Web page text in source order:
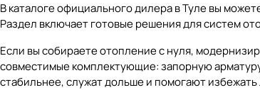
В каталоге официального дилера в Туле вы
Раздел включает готовые решения для систем
Если вы собираете отопление с нуля,
совместимые комплектующие:запорную
стабильнее, служат дольше и помогают